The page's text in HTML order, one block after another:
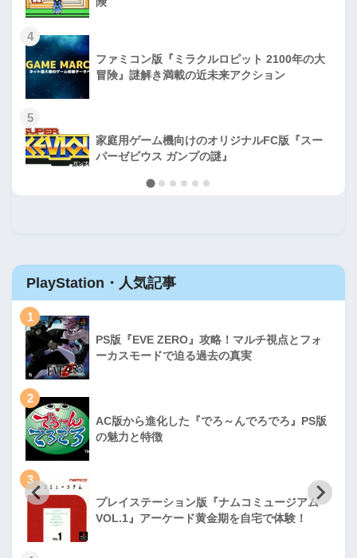
4
ファミコン版『ミラクルロピット 2100年の大
冒険』謎解き満載の近未来アクション
5
家庭用ゲーム機向けのオリジナルFC版『スー
パーゼビウス ガンプの謎』
PlayStation・人気記事
1
PS版『EVE ZERO』攻略！マルチ視点とフォ
ーカスモードで迫る過去の真実
2
AC版から進化した『でろ～んでろでろ』PS版
の魅力と特徴
3
プレイステーション版『ナムコミュージアム
VOL.1』アーケード黄金期を自宅で体験！